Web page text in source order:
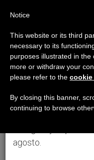
Aviso
Del 27 de julio al
anual,
se generan menos
agosto.
Notice
This website or its third
necessary to its
purposes illustrated in the
more or withdraw your
please refer to the
By closing this banner,
continuing to browse